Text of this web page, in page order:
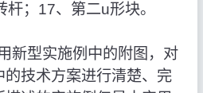
；17、第二u形块。
新型实施例中的附图，对
技术方案进行清楚、完